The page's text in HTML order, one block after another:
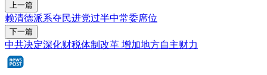
上一篇
赖清德派系夺民进党过半中常委席位
下一篇
中共决定深化财税体制改革 增加地方自主财力